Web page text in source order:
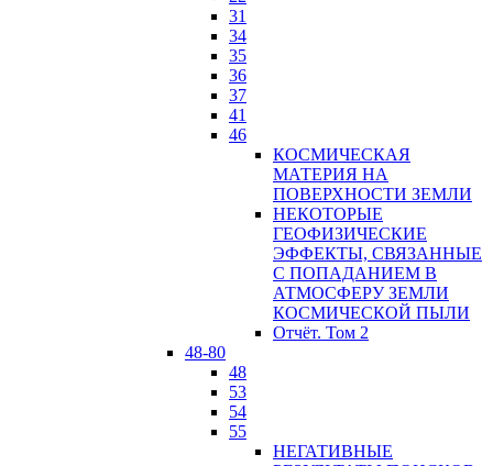
31
34
35
36
37
41
46
КОСМИЧЕСКАЯ
МАТЕРИЯ НА
ПОВЕРХНОСТИ ЗЕМЛИ
НЕКОТОРЫЕ
ГЕОФИЗИЧЕСКИЕ
ЭФФЕКТЫ, СВЯЗАННЫЕ
С ПОПАДАНИЕМ В
АТМОСФЕРУ ЗЕМЛИ
КОСМИЧЕСКОЙ ПЫЛИ
Отчёт. Том 2
48-80
48
53
54
55
НЕГАТИВНЫЕ